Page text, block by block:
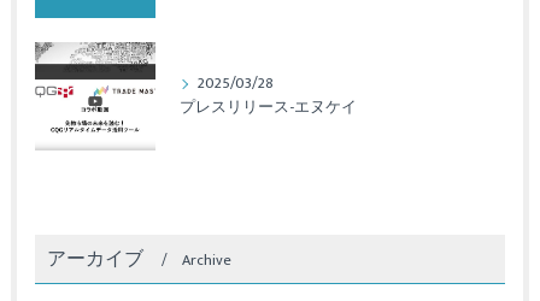
2025/03/28
プレスリリース-エヌケイ
アーカイブ Archive